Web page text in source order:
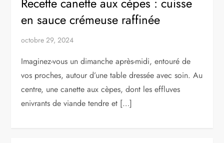
en sauce crémeuse raffinée
octobre 29, 2024
Imaginez-vous un dimanche après-midi, entouré de
vos proches, autour d’une table dressée avec soin. Au
centre, une canette aux cèpes, dont les effluves
enivrants de viande tendre et […]